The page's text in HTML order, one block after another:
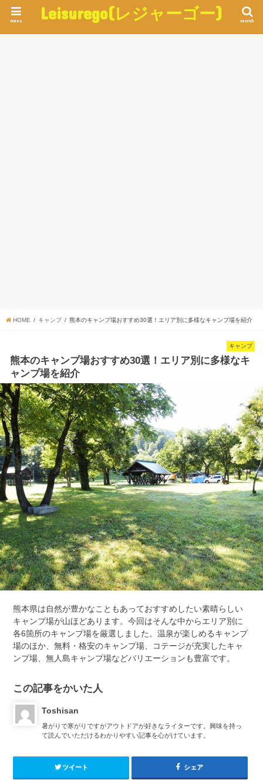
Leisurego(レジャーゴー) search
menu
HOME キャンプ 熊本のキャンプ場おすすめ30選！エリア別に多様なキャンプ場を紹介
キャンプ
熊本のキャンプ場おすすめ30選！エリア別に多様なキ
ャンプ場を紹介
熊本県は自然が豊かなこともあっておすすめしたい素晴らしい
キャンプ場が山ほどあります。今回はそんな中からエリア別に
各6箇所のキャンプ場を厳選しました。温泉が楽しめるキャンプ
場のほか、無料・格安のキャンプ場、コテージが充実したキャ
ンプ場、無人島キャンプ場などバリエーションも豊富です。
この記事をかいた人
Toshisan
暑がりで寒がりですがアウトドアが好きなライターです。興味を持っ
て読んでいただけるわかりやすい記事を心がけています。
ツイート シェア